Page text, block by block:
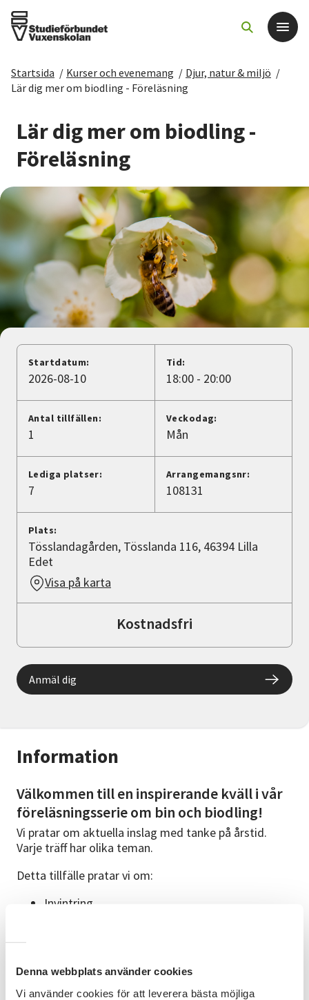
Denna webbplats använder cookies
Vi använder cookies för att leverera bästa möjliga
Det här gör vi
För dig som
Sök kurser och evenemang
Om SV
Starta studiecirkel
Cirkelledare
Nyheter
Avdelningar
Lyssna
Startsida / Kurser och evenemang / Djur, natur & miljö /
Lär dig mer om biodling - Föreläsning
Lär dig mer om biodling -
Föreläsning
Information
Välkommen till en inspirerande kväll i vår
föreläsningsserie om bin och biodling!
Vi pratar om aktuella inslag med tanke på årstid.
Varje träff har olika teman.
Detta tillfälle pratar vi om:
Invintring
Du behöver inte själv ha bin idag – även du som är
Skriv upp kommande datum i kalendern:
Startdatum:
2026-08-10
Tid:
18:00 - 20:00
Antal tillfällen:
1
Veckodag:
Mån
Lediga platser:
7
Arrangemangsnr:
108131
Plats:
Tösslandagården, Tösslanda 116, 46394 Lilla
Edet
Visa på karta
Kostnadsfri
Anmäl dig